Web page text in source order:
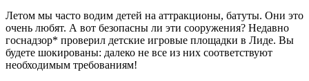
Летом мы часто водим детей на аттракционы, батуты. Они это
очень любят. А вот безопасны ли эти сооружения? Недавно
госнадзор* проверил детские игровые площадки в Лиде. Вы
будете шокированы: далеко не все из них соответствуют
необходимым требованиям!